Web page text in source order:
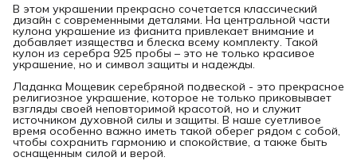
В этом украшении прекрасно сочетается классический
дизайн с современными деталями. На центральной части
кулона украшение из фианита привлекает внимание и
добавляет изящества и блеска всему комплекту. Такой
кулон из серебра 925 пробы – это не только красивое
украшение, но и символ защиты и надежды.
Ладанка Мощевик серебряной подвеской - это прекрасное
религиозное украшение, которое не только приковывает
взгляды своей неповторимой красотой, но и служит
источником духовной силы и защиты. В наше суетливое
время особенно важно иметь такой оберег рядом с собой,
чтобы сохранить гармонию и спокойствие, а также быть
оснащенным силой и верой.